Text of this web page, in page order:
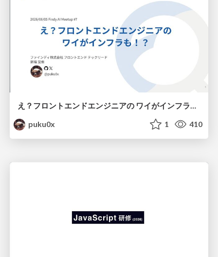
え？フロントエンドエンジニアの ワイがインフラも！？
puku0x
1 410